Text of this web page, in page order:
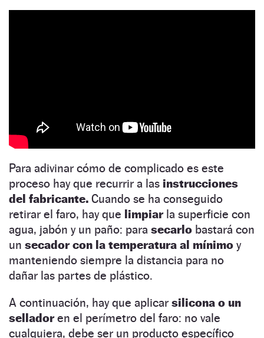
Para adivinar cómo de complicado es este
proceso hay que recurrir a las instrucciones
del fabricante. Cuando se ha conseguido
retirar el faro, hay que limpiar la superficie con
agua, jabón y un paño: para secarlo bastará con
un secador con la temperatura al mínimo y
manteniendo siempre la distancia para no
dañar las partes de plástico.
A continuación, hay que aplicar silicona o un
selladoren el perímetro del faro: no vale
cualquiera, debe ser un producto específico